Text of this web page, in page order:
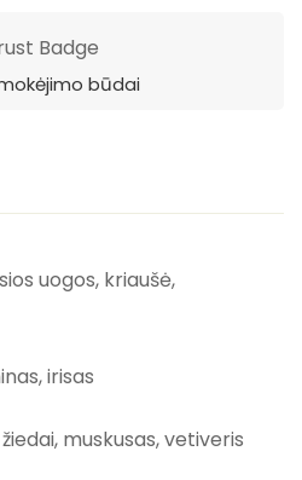
būdai
uogos, kriaušė,
irisas
muskusas, vetiveris